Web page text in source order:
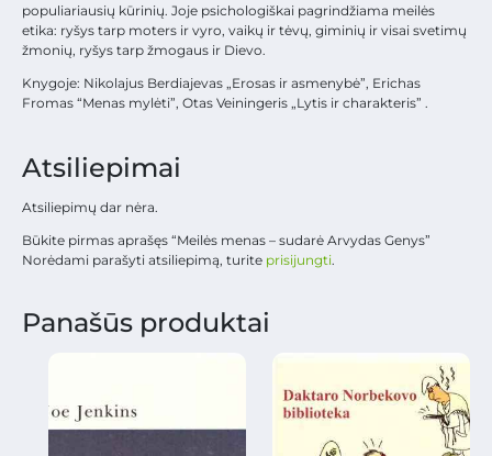
populiariausių kūrinių. Joje psichologiškai pagrindžiama meilės
etika: ryšys tarp moters ir vyro, vaikų ir tėvų, giminių ir visai svetimų
žmonių, ryšys tarp žmogaus ir Dievo.
Knygoje: Nikolajus Berdiajevas „Erosas ir asmenybė”, Erichas
Fromas “Menas mylėti”, Otas Veiningeris „Lytis ir charakteris” .
Atsiliepimai
Atsiliepimų dar nėra.
Būkite pirmas aprašęs “Meilės menas – sudarė Arvydas Genys”
Norėdami parašyti atsiliepimą, turite prisijungti.
Panašūs produktai